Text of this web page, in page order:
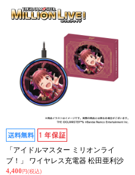
「アイドルマスター ミリオンライ
ブ！」 ワイヤレス充電器 松田亜利沙
4,400 円(税込)